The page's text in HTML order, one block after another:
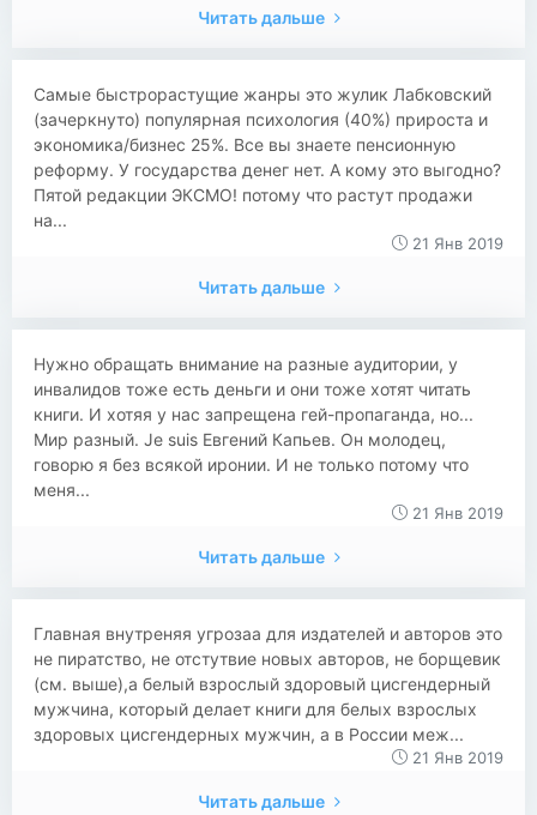
Читать дальше
Самые быстрорастущие жанры это жулик Лабковский
(зачеркнуто) популярная психология (40%) прироста и
экономика/бизнес 25%. Все вы знаете пенсионную
реформу. У государства денег нет. А кому это выгодно?
Пятой редакции ЭКСМО! потому что растут продажи
на...
21 Янв 2019
Читать дальше
Нужно обращать внимание на разные аудитории, у
инвалидов тоже есть деньги и они тоже хотят читать
книги. И хотяя у нас запрещена гей-пропаганда, но...
Мир разный. Je suis Евгений Капьев. Он молодец,
говорю я без всякой иронии. И не только потому что
меня...
21 Янв 2019
Читать дальше
Главная внутреняя угрозаа для издателей и авторов это
не пиратство, не отстутвие новых авторов, не борщевик
(см. выше),а белый взрослый здоровый цисгендерный
мужчина, который делает книги для белых взрослых
здоровых цисгендерных мужчин, а в России меж...
21 Янв 2019
Читать дальше